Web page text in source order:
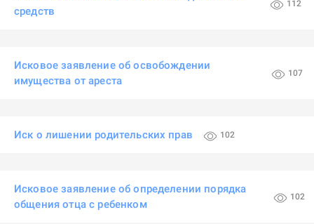
средств
112
Исковое заявление об освобождении
имущества от ареста
107
Иск о лишении родительских прав 102
Исковое заявление об определении порядка
общения отца с ребенком
102